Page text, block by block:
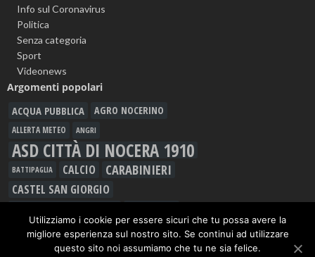
Info sul Coronavirus
Politica
Senza categoria
Sport
Videonews
Argomenti popolari
ACQUA PUBBLICA AGRO NOCERINO
ALLERTA METEO ANGRI
ASD CITTÀ DI NOCERA 1910
BATTIPAGLIA CALCIO CARABINIERI
CASTEL SAN GIORGIO
CAVA DE' TIRRENI
DROGA GIOVANNI MARIA CUOFANO
GIUSEPPE GIUDICE GORI GUARDIA DI FINANZA
Utilizziamo i cookie per essere sicuri che tu possa avere la
migliore esperienza sul nostro sito. Se continui ad utilizzare
questo sito noi assumiamo che tu ne sia felice.